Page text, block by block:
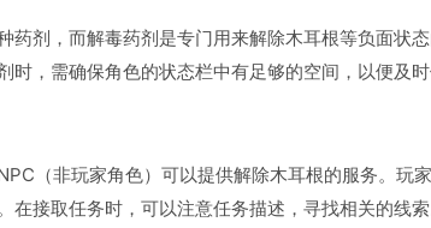
药剂，而解毒药剂是专门用来解除木耳根等负面状
时，需确保角色的状态栏中有足够的空间，以便及时
（非玩家角色）可以提供解除木耳根的服务。玩
在接取任务时，可以注意任务描述，寻找相关的线索